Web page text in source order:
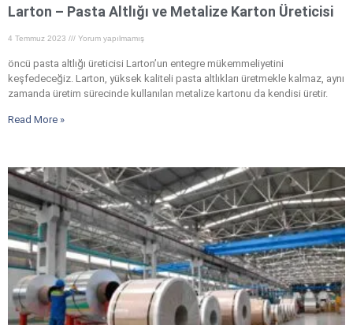
Larton – Pasta Altlığı ve Metalize Karton Üreticisi
4 Temmuz 2023 Yorum yapılmamış
öncü pasta altlığı üreticisi Larton’un entegre mükemmeliyetini
keşfedeceğiz. Larton, yüksek kaliteli pasta altlıkları üretmekle kalmaz, aynı
zamanda üretim sürecinde kullanılan metalize kartonu da kendisi üretir.
Read More »